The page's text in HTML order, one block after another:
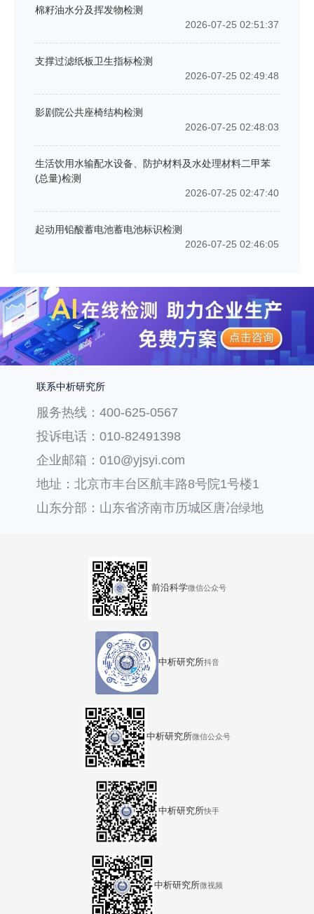
棉籽油水分及挥发物检测
2026-07-25 02:51:37
支撑过滤纸板卫生指标检测
2026-07-25 02:49:48
影剧院公共座椅结构检测
2026-07-25 02:48:03
生活饮用水输配水设备、防护材料及水处理材料二甲苯
(总量)检测
2026-07-25 02:47:40
起动用铅酸蓄电池蓄电池标识检测
2026-07-25 02:46:05
联系中析研究所
服务热线：400-625-0567
投诉电话：010-82491398
企业邮箱：010@yjsyi.com
地址：北京市丰台区航丰路8号院1号楼1
层121
山东分部：山东省济南市历城区唐冶绿地
前沿科学微信公众号
中析研究所抖音
中析研究所微信公众号
中析研究所快手
中析研究所微视频